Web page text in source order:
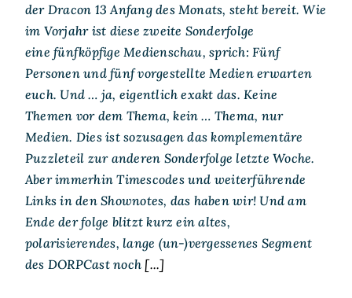
der Dracon 13 Anfang des Monats, steht bereit. Wie
im Vorjahr ist diese zweite Sonderfolge
eine fünfköpfige Medienschau, sprich: Fünf
Personen und fünf vorgestellte Medien erwarten
euch. Und … ja, eigentlich exakt das. Keine
Themen vor dem Thema, kein … Thema, nur
Medien. Dies ist sozusagen das komplementäre
Puzzleteil zur anderen Sonderfolge letzte Woche.
Aber immerhin Timescodes und weiterführende
Links in den Shownotes, das haben wir! Und am
Ende der folge blitzt kurz ein altes,
polarisierendes, lange (un-)vergessenes Segment
des DORPCast noch [...]